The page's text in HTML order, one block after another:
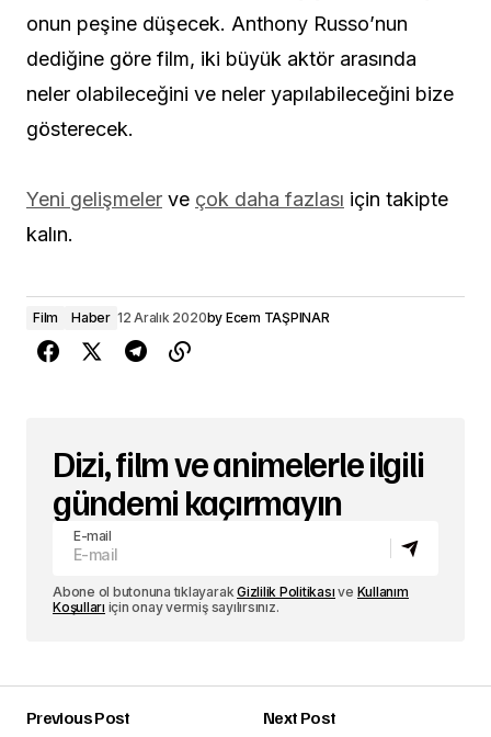
onun peşine düşecek. Anthony Russo’nun
dediğine göre film, iki büyük aktör arasında
neler olabileceğini ve neler yapılabileceğini bize
gösterecek.
Yeni gelişmeler ve çok daha fazlası için takipte
kalın.
Film Haber 12 Aralık 2020by Ecem TAŞPINAR
Dizi, film ve animelerle ilgili
gündemi kaçırmayın
E-mail
Abone ol butonuna tıklayarakGizlilik Politikası ve Kullanım
Koşulları için onay vermiş sayılırsınız.
Previous Post Next Post